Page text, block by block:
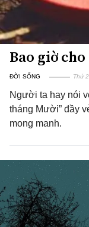
Bao giờ
ĐỜI SỐNG Thứ
Người ta hay nói
tháng Mười” đầy
mong manh.